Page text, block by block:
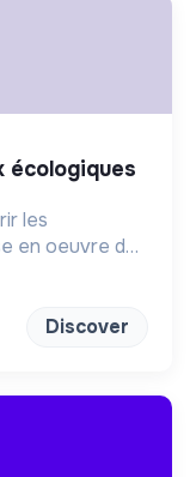
les
en oeuvre de
au
Discover